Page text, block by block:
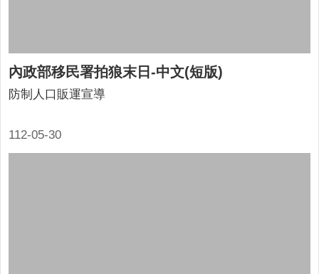
內政部移民署拍狼末日-中文(短版)
112-05-30
防制人口販運宣導